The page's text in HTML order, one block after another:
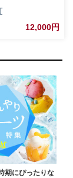
ット ミルク入
フト プレゼン
日用品 キッチ
12,000円
期にぴったりな